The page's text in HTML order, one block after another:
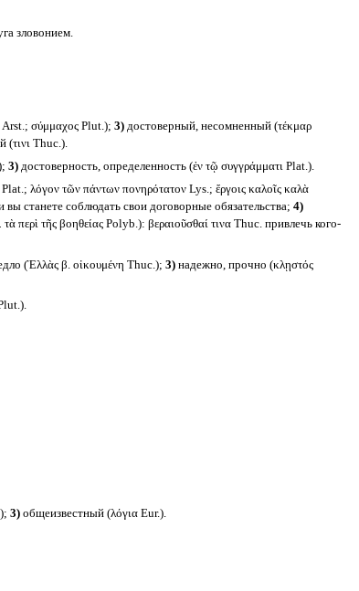
зловонием.
σύμμαχος Plut.); 3)достоверный, несомненный (τέκμαρ
Thuc.).
3)достоверность, определенность (ἐν τῷ συγγράμματι Plat.).
λόγον τῶν πάντων πονηρότατον Lys.; ἔργοις καλοῖς καλὰ
станете соблюдать свои договорные обязательства; 4)
τὰ περὶ τῆς βοηθείας Polyb.): βεραιοῦσθαί τινα Thuc. привлечь кого-
(Ἑλλὰς β. οἰκουμένη Thuc.); 3)надежно, прочно (κλῃστός
3)общеизвестный (λόγια Eur.).